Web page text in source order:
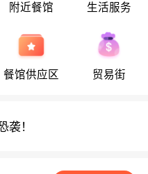
附近餐馆 生活服务
餐馆供应区 贸易街
袭！
袭！